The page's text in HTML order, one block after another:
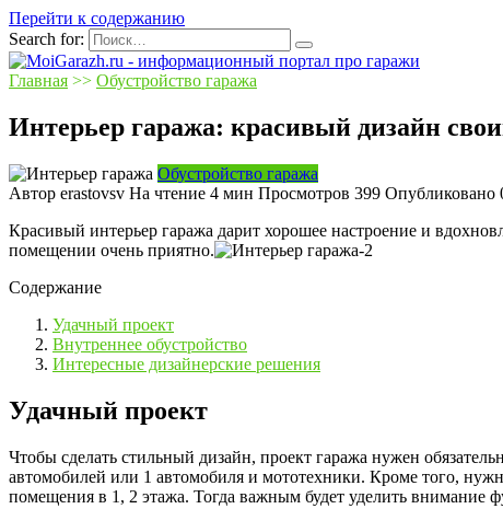
Перейти к содержанию
Search for:
Главная >> Обустройство гаража
Интерьер гаража: красивый дизайн
Обустройство гаража
Автор erastovsv На чтение 4 мин Просмотров 399 Опубликовано
Красивый интерьер гаража дарит хорошее настроение и
помещении очень приятно.
Содержание
Удачный проект
Внутреннее обустройство
Интересные дизайнерские решения
Удачный проект
Чтобы сделать стильный дизайн, проект гаража нужен
автомобилей или 1 автомобиля и мототехники. Кроме того,
помещения в 1, 2 этажа. Тогда важным будет уделить внимание